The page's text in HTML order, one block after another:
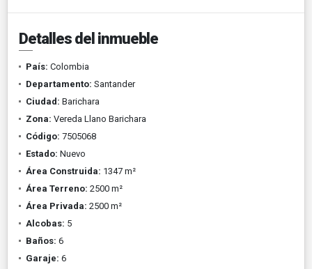
Detalles del inmueble
País: Colombia
Departamento: Santander
Ciudad: Barichara
Zona: Vereda Llano Barichara
Código: 7505068
Estado: Nuevo
Área Construida: 1347 m²
Área Terreno: 2500 m²
Área Privada: 2500 m²
Alcobas: 5
Baños: 6
Garaje: 6